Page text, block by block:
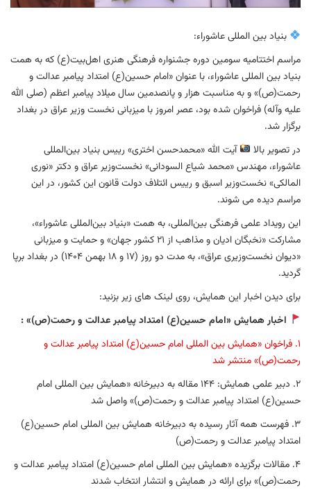
بنیاد بین المللی عاشوراء:
مراسم اختتامیه سومین دوره جشنواره فرهنگی هنری اهل‌بیت(ع) که به همت
بنیاد بین المللی عاشوراء، با عنوان «امام حسین(ع) امتداد پیامبر عدالت و
رحمت(ص)» و به مناسبت هزار و پانصدمین سال میلاد پیامبر اعظم (صلی الله
علیه وآله) فراخوان شده بود، عصر امروز با میزبانی نخست وزیر عراق در بغداد
برگزار شد.
در تصویر بالا
آیت الله «محمدحسن اختری» رییس بنیاد بین‌المللی
عاشوراء، مهندس «محمد شیاع السودانی» نخست‌وزیر عراق و دکتر «نوری
المالکی» نخست‌وزیر اسبق و رییس ائتلاف دولت قانون این کشور، در این
مراسم دیده می شوند.
این رویداد علمی فرهنگی بین‌المللی، به همت «بنیاد بین‌المللی عاشوراء»،
مشارکت «نخبگان ادیان و مذاهب از 21 کشور جهان» و حمایت و میزبانی
«دیوان نخست‌وزیری عراق»، به مدت دو روز (۱۷ و ۱۸ بهمن ۱۴۰۴) در بغداد برپا
گردید.
برای دیدن اخبار این همایش، روی لینک های زیر بزنید:
اخبار همایش «امام حسین(ع) امتداد پیامبر عدالت و رحمت(ص)» :
1. فراخوان «همایش بین المللی امام حسین(ع) امتداد پیامبر عدالت و
رحمت(ص)» منتشر شد
2. دبیر علمی همایش: 144 مقاله به دبیرخانه «همایش بین المللی امام
حسین(ع) امتداد پیامبر عدالت و رحمت(ص)» واصل شد
3. فهرست همه آثار رسیده به دبیرخانه همایش بین المللی امام حسین(ع)
امتداد پیامبر عدالت و رحمت(ص)
4. مقالات برگزیده «همایش بین المللی امام حسین(ع) امتداد پیامبر عدالت و
رحمت(ص)» برای ارائه در همایش و انتشار انتخاب شدند